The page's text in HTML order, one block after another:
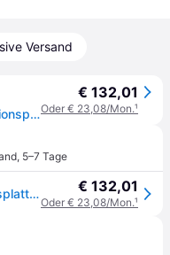
Versand
MERACH MR-2440P1-EU Vibrationsplatte (pink)
€ 132,01
Oder € 23,08/Mon.¹
, 5–7 Tage
MERACH MR-2440P1-EU Vibrationsplatte (pink) € 132,01
Oder € 23,08/Mon.¹